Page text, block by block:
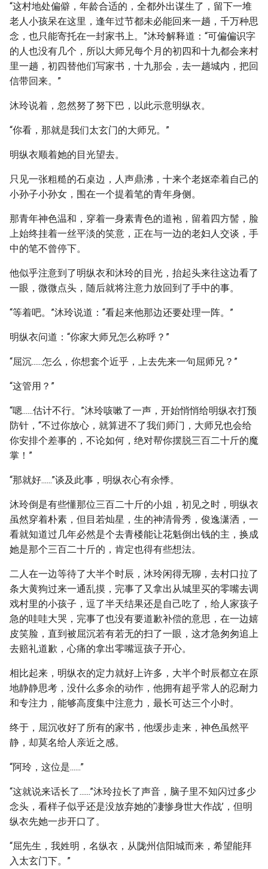
“这村地处偏僻，年龄合适的，全都外出谋生了，留下一堆
老人小孩呆在这里，逢年过节都未必能回来一趟，千万种思
念，也只能寄托在一封家书上。”沐玲解释道：“可偏偏识字
的人也没有几个，所以大师兄每个月的初四和十九都会来村
里一趟，初四替他们写家书，十九那会，去一趟城内，把回
信带回来。”
沐玲说着，忽然努了努下巴，以此示意明纵衣。
“你看，那就是我们太玄门的大师兄。”
明纵衣顺着她的目光望去。
只见一张粗糙的石桌边，人声鼎沸，十来个老妪牵着自己的
小孙子小孙女，围在一个提着笔的青年身侧。
那青年神色温和，穿着一身素青色的道袍，留着四方髻，脸
上始终挂着一丝平淡的笑意，正在与一边的老妇人交谈，手
中的笔不曾停下。
他似乎注意到了明纵衣和沐玲的目光，抬起头来往这边看了
一眼，微微点头，随后就将注意力放回到了手中的事。
“等着吧。”沐玲说道：“看起来他那边还要处理一阵。”
明纵衣问道：“你家大师兄怎么称呼？”
“屈沉......怎么，你想套个近乎，上去先来一句屈师兄？”
“这管用？”
“嗯......估计不行。”沐玲咳嗽了一声，开始悄悄给明纵衣打预
防针，“不过你放心，就算进不了我们师门，大师兄也会给
你安排个差事的，不论如何，绝对帮你摆脱三百二十斤的魔
掌！”
“那就好......”谈及此事，明纵衣心有余悸。
沐玲倒是有些懂那位三百二十斤的小姐，初见之时，明纵衣
虽然穿着朴素，但目若灿星，生的神清骨秀，俊逸潇洒，一
看就知道过几年必然是个去青楼能让花魁倒出钱的主，换成
她是那个三百二十斤的，肯定也得有些想法。
二人在一边等待了大半个时辰，沐玲闲得无聊，去村口拉了
条大黄狗过来一通乱摸，完事了又拿出从城里买的零嘴去调
戏村里的小孩子，逗了半天结果还是自己吃了，给人家孩子
急的哇哇大哭，完事了也没有要道歉补偿的意思，在一边嬉
皮笑脸，直到被屈沉若有若无的扫了一眼，这才急匆匆追上
去赔礼道歉，心痛的拿出零嘴逗孩子开心。
相比起来，明纵衣的定力就好上许多，大半个时辰都立在原
地静静思考，没什么多余的动作，他拥有超乎常人的忍耐力
和专注力，能够高度集中注意力，最长可达三个小时。
终于，屈沉收好了所有的家书，他缓步走来，神色虽然平
静，却莫名给人亲近之感。
“阿玲，这位是......”
“这就说来话长了......”沐玲拉长了声音，脑子里不知闪过多少
念头，看样子似乎还是没放弃她的‘凄惨身世大作战’，但明
纵衣先她一步开口了。
“屈先生，我姓明，名纵衣，从陇州信阳城而来，希望能拜
入太玄门下。”